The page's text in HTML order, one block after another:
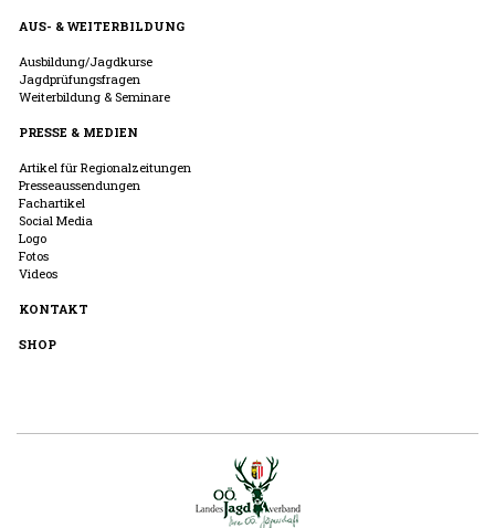
AUS- & WEITERBILDUNG
Ausbildung/Jagdkurse
Jagdprüfungsfragen
Weiterbildung & Seminare
PRESSE & MEDIEN
Artikel für Regionalzeitungen
Presseaussendungen
Fachartikel
Social Media
Logo
Fotos
Videos
KONTAKT
SHOP